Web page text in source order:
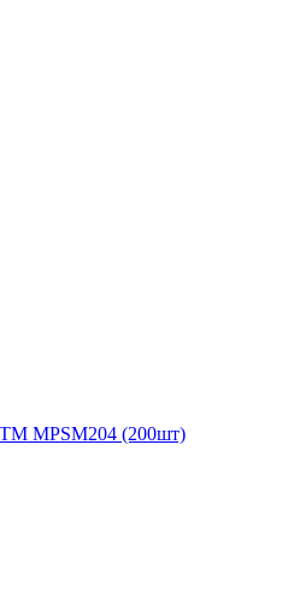
MPSM204 (200шт)